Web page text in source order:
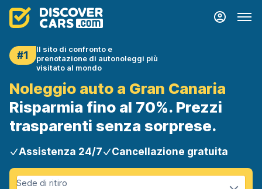
#1
Il sito di confronto e
prenotazione di autonoleggi più
visitato al mondo
Noleggio auto a Gran Canaria
Risparmia fino al 70%. Prezzi
trasparenti senza sorprese.
Assistenza 24/7 Cancellazione gratuita
Sede di ritiro